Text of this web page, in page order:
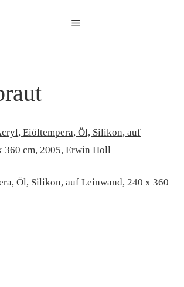
Menü
Öl, Silikon, auf Leinwand, 240 x 360